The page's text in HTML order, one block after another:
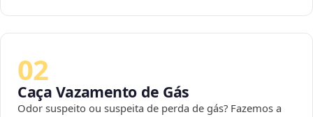
02
Caça Vazamento de Gás
Odor suspeito ou suspeita de perda de gás? Fazemos a